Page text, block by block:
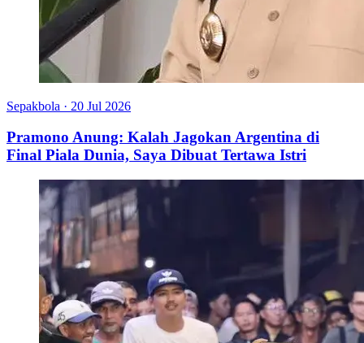
Sepakbola · 20 Jul 2026
Pramono Anung: Kalah Jagokan Argentina di
Final Piala Dunia, Saya Dibuat Tertawa Istri